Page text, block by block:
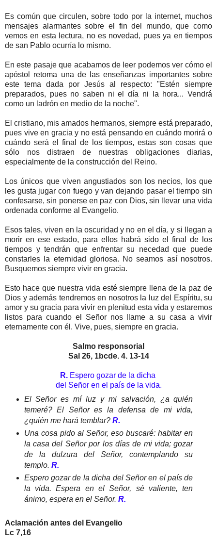
Es común que circulen, sobre todo por la internet, muchos
mensajes alarmantes sobre el fin del mundo, que como
vemos en esta lectura, no es novedad, pues ya en tiempos
de san Pablo ocurría lo mismo.
En este pasaje que acabamos de leer podemos ver cómo el
apóstol retoma una de las enseñanzas importantes sobre
este tema dada por Jesús al respecto: "Estén siempre
preparados, pues no saben ni el día ni la hora... Vendrá
como un ladrón en medio de la noche".
El cristiano, mis amados hermanos, siempre está preparado,
pues vive en gracia y no está pensando en cuándo morirá o
cuándo será el final de los tiempos, estas son cosas que
sólo nos distraen de nuestras obligaciones diarias,
especialmente de la construcción del Reino.
Los únicos que viven angustiados son los necios, los que
les gusta jugar con fuego y van dejando pasar el tiempo sin
confesarse, sin ponerse en paz con Dios, sin llevar una vida
ordenada conforme al Evangelio.
Esos tales, viven en la oscuridad y no en el día, y si llegan a
morir en ese estado, para ellos habrá sido el final de los
tiempos y tendrán que enfrentar su necedad que puede
constarles la eternidad gloriosa. No seamos así nosotros.
Busquemos siempre vivir en gracia.
Esto hace que nuestra vida esté siempre llena de la paz de
Dios y además tendremos en nosotros la luz del Espíritu, su
amor y su gracia para vivir en plenitud esta vida y estaremos
listos para cuando el Señor nos llame a su casa a vivir
eternamente con él. Vive, pues, siempre en gracia.
Salmo responsorial
Sal 26, 1bcde. 4. 13-14
R.Espero gozar de la dicha
del Señor en el país de la vida.
El Señor es mí luz y mi salvación, ¿a quién
temeré? El Señor es la defensa de mi vida,
¿quién me hará temblar? R.
Una cosa pido al Señor, eso buscaré: habitar en
la casa del Señor por los días de mi vida; gozar
de la dulzura del Señor, contemplando su
templo. R.
Espero gozar de la dicha del Señor en el país de
la vida. Espera en el Señor, sé valiente, ten
ánimo, espera en el Señor. R.
Aclamación antes del Evangelio
Lc 7,16